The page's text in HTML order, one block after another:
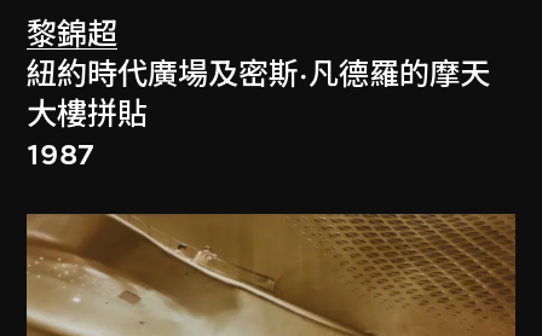
黎錦超
紐約時代廣場及密斯·凡德羅的摩天
大樓拼貼
1987